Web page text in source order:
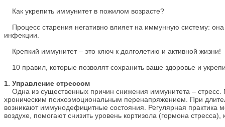
Как укрепить иммунитет в пожилом возрасте?
Процесс старения негативно влияет на иммунную систему:
инфекции.
Крепкий иммунитет – это ключ к долголетию и активной жизни!
10 правил, которые позволят сохранить ваше здоровье и
1. Управление стрессом
Одна из существенных причин снижения иммунитета –
хроническим психоэмоциональным перенапряжением. При
возникают иммунодефицитные состояния. Регулярная практика
воздухе, помогают снизить уровень кортизола (гормона